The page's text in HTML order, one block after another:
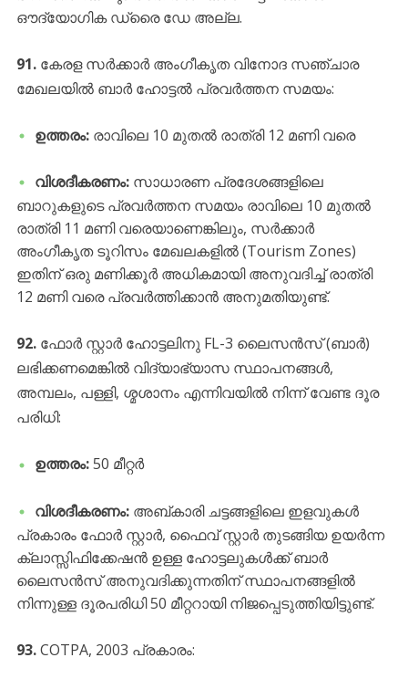
ഔദ്യോഗിക ഡ്രൈ ഡേ അല്ല.
91.കേരള സർക്കാർ അംഗീകൃത വിനോദ സഞ്ചാര
മേഖലയിൽ ബാർ ഹോട്ടൽ പ്രവർത്തന സമയം:
ഉത്തരം:രാവിലെ 10 മുതൽ രാത്രി 12 മണി വരെ
വിശദീകരണം:സാധാരണ പ്രദേശങ്ങളിലെ
ബാറുകളുടെ പ്രവർത്തന സമയം രാവിലെ 10 മുതൽ
രാത്രി 11 മണി വരെയാണെങ്കിലും, സർക്കാർ
അംഗീകൃത ടൂറിസം മേഖലകളിൽ (Tourism Zones)
ഇതിന് ഒരു മണിക്കൂർ അധികമായി അനുവദിച്ച് രാത്രി
12 മണി വരെ പ്രവർത്തിക്കാൻ അനുമതിയുണ്ട്.
92.ഫോർ സ്റ്റാർ ഹോട്ടലിനു FL-3 ലൈസൻസ് (ബാർ)
ലഭിക്കണമെങ്കിൽ വിദ്യാഭ്യാസ സ്ഥാപനങ്ങൾ,
അമ്പലം, പള്ളി, ശ്മശാനം എന്നിവയിൽ നിന്ന് വേണ്ട ദൂര
പരിധി:
ഉത്തരം:50 മീറ്റർ
വിശദീകരണം:അബ്കാരി ചട്ടങ്ങളിലെ ഇളവുകൾ
പ്രകാരം ഫോർ സ്റ്റാർ, ഫൈവ് സ്റ്റാർ തുടങ്ങിയ ഉയർന്ന
ക്ലാസ്സിഫിക്കേഷൻ ഉള്ള ഹോട്ടലുകൾക്ക് ബാർ
ലൈസൻസ് അനുവദിക്കുന്നതിന് സ്ഥാപനങ്ങളിൽ
നിന്നുള്ള ദൂരപരിധി 50 മീറ്ററായി നിജപ്പെടുത്തിയിട്ടുണ്ട്.
93.COTPA, 2003 പ്രകാരം: